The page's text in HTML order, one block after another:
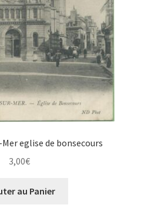
eglise de bonsecours
3,00€
au Panier